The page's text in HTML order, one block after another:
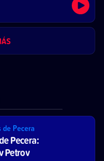
de Pecera
Pecera:
Petrov